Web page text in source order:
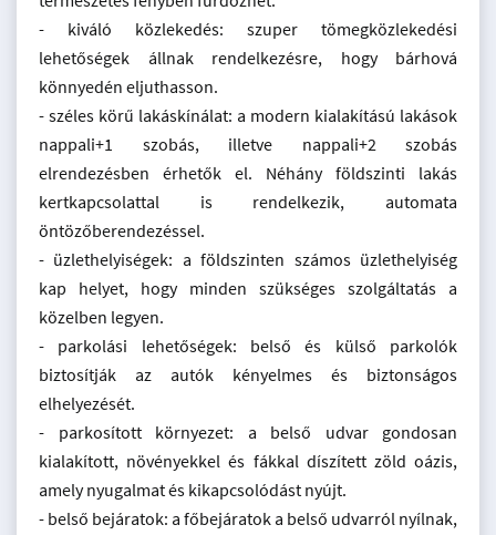
- kiváló közlekedés: szuper tömegközlekedési
lehetőségek állnak rendelkezésre, hogy bárhová
könnyedén eljuthasson.
- széles körű lakáskínálat: a modern kialakítású lakások
nappali+1 szobás, illetve nappali+2 szobás
elrendezésben érhetők el. Néhány földszinti lakás
kertkapcsolattal is rendelkezik, automata
öntözőberendezéssel.
- üzlethelyiségek: a földszinten számos üzlethelyiség
kap helyet, hogy minden szükséges szolgáltatás a
közelben legyen.
- parkolási lehetőségek: belső és külső parkolók
biztosítják az autók kényelmes és biztonságos
elhelyezését.
- parkosított környezet: a belső udvar gondosan
kialakított, növényekkel és fákkal díszített zöld oázis,
amely nyugalmat és kikapcsolódást nyújt.
- belső bejáratok: a főbejáratok a belső udvarról nyílnak,